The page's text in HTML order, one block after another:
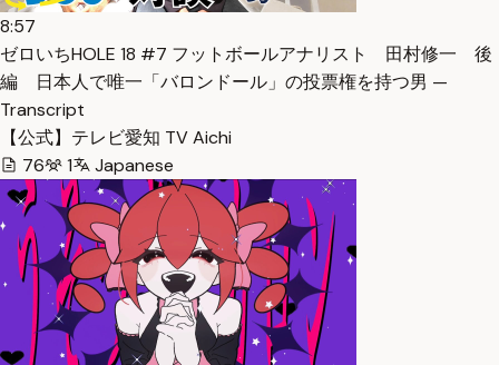
8:57
ゼロいちHOLE 18 #7 フットボールアナリスト 田村修一 後
編 日本人で唯一「バロンドール」の投票権を持つ男 —
Transcript
【公式】テレビ愛知 TV Aichi
76
1 Japanese